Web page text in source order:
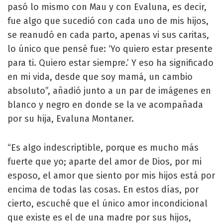
pasó lo mismo con Mau y con Evaluna, es decir,
fue algo que sucedió con cada uno de mis hijos,
se reanudó en cada parto, apenas vi sus caritas,
lo único que pensé fue: ‘Yo quiero estar presente
para ti. Quiero estar siempre.’ Y eso ha significado
en mi vida, desde que soy mamá, un cambio
absoluto”, añadió junto a un par de imágenes en
blanco y negro en donde se la ve acompañada
por su hija, Evaluna Montaner.
“Es algo indescriptible, porque es mucho más
fuerte que yo; aparte del amor de Dios, por mi
esposo, el amor que siento por mis hijos está por
encima de todas las cosas. En estos días, por
cierto, escuché que el único amor incondicional
que existe es el de una madre por sus hijos,